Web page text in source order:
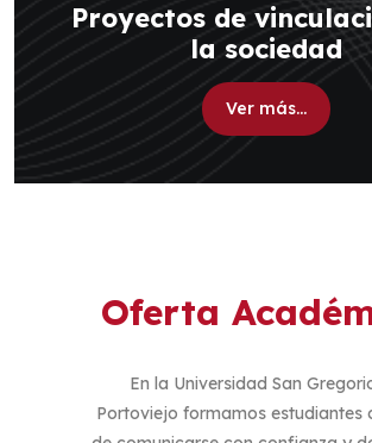
Proyectos de
la sociedad
Ver más...
Oferta
En la Universidad San
Portoviejo formamos estudiantes